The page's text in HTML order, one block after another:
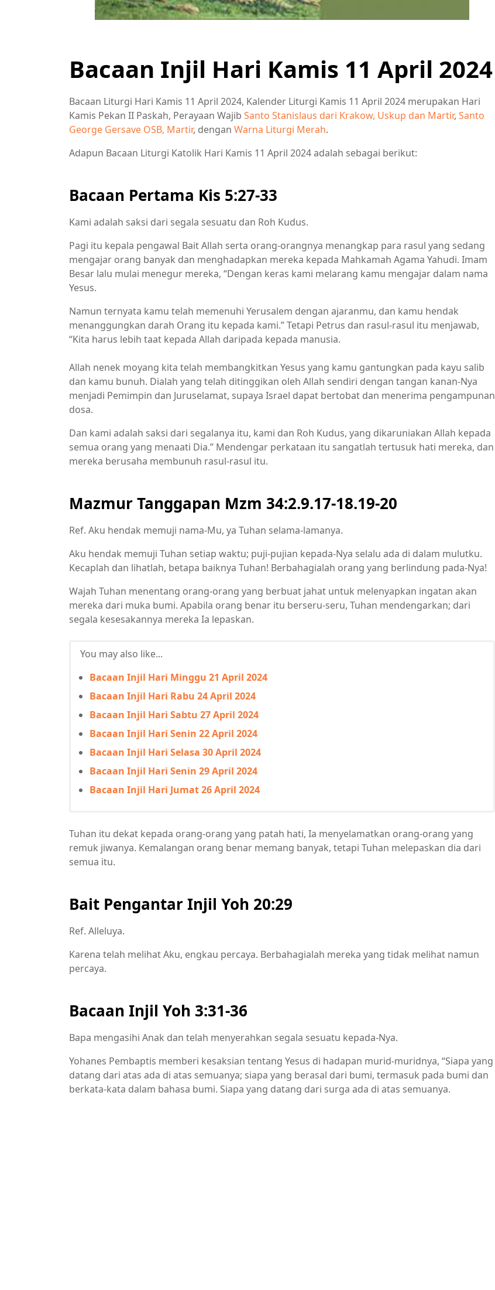
Bacaan Injil Hari Kamis 11 April 2024
Bacaan Liturgi Hari Kamis 11 April 2024, Kalender Liturgi Kamis 11 April 2024 merupakan Hari
Kamis Pekan II Paskah, Perayaan Wajib Santo Stanislaus dari Krakow, Uskup dan Martir, Santo
George Gersave OSB, Martir, dengan Warna Liturgi Merah.
Adapun Bacaan Liturgi Katolik Hari Kamis 11 April 2024 adalah sebagai berikut:
Bacaan Pertama Kis 5:27-33
Kami adalah saksi dari segala sesuatu dan Roh Kudus.
Pagi itu kepala pengawal Bait Allah serta orang-orangnya menangkap para rasul yang sedang
mengajar orang banyak dan menghadapkan mereka kepada Mahkamah Agama Yahudi. Imam
Besar lalu mulai menegur mereka, “Dengan keras kami melarang kamu mengajar dalam nama
Yesus.
Namun ternyata kamu telah memenuhi Yerusalem dengan ajaranmu, dan kamu hendak
menanggungkan darah Orang itu kepada kami.” Tetapi Petrus dan rasul-rasul itu menjawab,
“Kita harus lebih taat kepada Allah daripada kepada manusia.
Allah nenek moyang kita telah membangkitkan Yesus yang kamu gantungkan pada kayu salib
dan kamu bunuh. Dialah yang telah ditinggikan oleh Allah sendiri dengan tangan kanan-Nya
menjadi Pemimpin dan Juruselamat, supaya Israel dapat bertobat dan menerima pengampunan
dosa.
Dan kami adalah saksi dari segalanya itu, kami dan Roh Kudus, yang dikaruniakan Allah kepada
semua orang yang menaati Dia.” Mendengar perkataan itu sangatlah tertusuk hati mereka, dan
mereka berusaha membunuh rasul-rasul itu.
Mazmur Tanggapan Mzm 34:2.9.17-18.19-20
Ref. Aku hendak memuji nama-Mu, ya Tuhan selama-lamanya.
Aku hendak memuji Tuhan setiap waktu; puji-pujian kepada-Nya selalu ada di dalam mulutku.
Kecaplah dan lihatlah, betapa baiknya Tuhan! Berbahagialah orang yang berlindung pada-Nya!
Wajah Tuhan menentang orang-orang yang berbuat jahat untuk melenyapkan ingatan akan
mereka dari muka bumi. Apabila orang benar itu berseru-seru, Tuhan mendengarkan; dari
segala kesesakannya mereka Ia lepaskan.
You may also like...
Bacaan Injil Hari Minggu 21 April 2024
Bacaan Injil Hari Rabu 24 April 2024
Bacaan Injil Hari Sabtu 27 April 2024
Bacaan Injil Hari Senin 22 April 2024
Bacaan Injil Hari Selasa 30 April 2024
Bacaan Injil Hari Senin 29 April 2024
Bacaan Injil Hari Jumat 26 April 2024
Tuhan itu dekat kepada orang-orang yang patah hati, Ia menyelamatkan orang-orang yang
remuk jiwanya. Kemalangan orang benar memang banyak, tetapi Tuhan melepaskan dia dari
semua itu.
Bait Pengantar Injil Yoh 20:29
Ref. Alleluya.
Karena telah melihat Aku, engkau percaya. Berbahagialah mereka yang tidak melihat namun
percaya.
Bacaan Injil Yoh 3:31-36
Bapa mengasihi Anak dan telah menyerahkan segala sesuatu kepada-Nya.
Yohanes Pembaptis memberi kesaksian tentang Yesus di hadapan murid-muridnya, “Siapa yang
datang dari atas ada di atas semuanya; siapa yang berasal dari bumi, termasuk pada bumi dan
berkata-kata dalam bahasa bumi. Siapa yang datang dari surga ada di atas semuanya.